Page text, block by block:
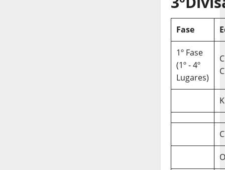
Fase
1º Fase
(1º - 4º
Lugares)
C